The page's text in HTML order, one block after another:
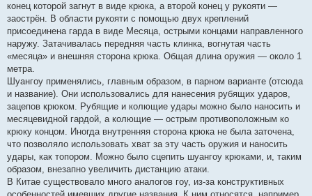
конец которой загнут в виде крюка, а второй конец у рукояти —
заострён. В области рукояти с помощью двух креплений
присоединена гарда в виде Месяца, острыми концами направленного
наружу. Затачивалась передняя часть клинка, вогнутая часть
«месяца» и внешняя сторона крюка. Общая длина оружия — около 1
метра.
Шуангоу применялись, главным образом, в парном варианте (отсюда
и название). Они использовались для нанесения рубящих ударов,
зацепов крюком. Рубящие и колющие удары можно было наносить и
месяцевидной гардой, а колющие — острым противоположным ко
крюку концом. Иногда внутренняя сторона крюка не была заточена,
что позволяло использовать хват за эту часть оружия и наносить
удары, как топором. Можно было сцепить шуангоу крюками, и, таким
образом, внезапно увеличить дистанцию атаки.
В Китае существовало много аналогов гоу, из-за конструктивных